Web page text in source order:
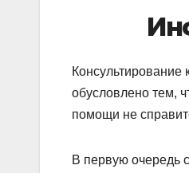
обусловлено тем,
помощи не
В первую очередь